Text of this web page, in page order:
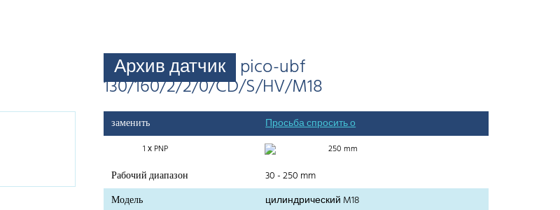
Архив датчик pico-ubf
130/160/2/2/0/CD/S/HV/M18
заменить Просьба спросить о
1 х PNP 250 mm
Рабочий диапазон
30 - 250 mm
Модель
цилиндрический M18